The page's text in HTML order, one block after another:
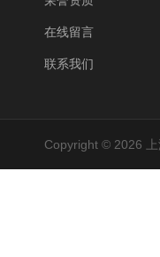
在线留言
联系我们
Copyright © 2026